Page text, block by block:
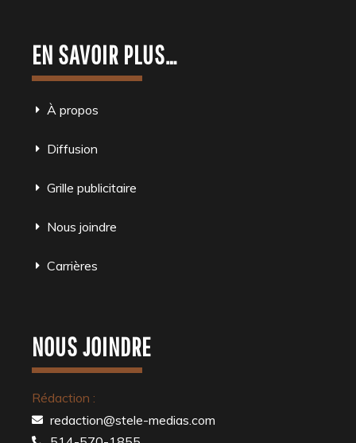
EN SAVOIR PLUS…
À propos
Diffusion
Grille publicitaire
Nous joindre
Carrières
NOUS JOINDRE
Rédaction :
redaction@stele-medias.com